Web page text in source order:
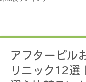
アフターピル
リニック12選